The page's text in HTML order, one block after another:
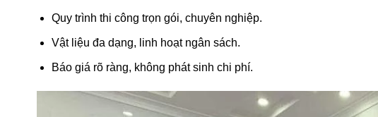
Quy trình thi công trọn gói, chuyên nghiệp.
Vật liệu đa dạng, linh hoạt ngân sách.
Báo giá rõ ràng, không phát sinh chi phí.